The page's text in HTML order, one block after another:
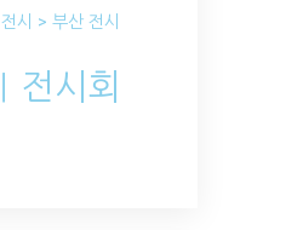
전시 > 부산 전시
전시회